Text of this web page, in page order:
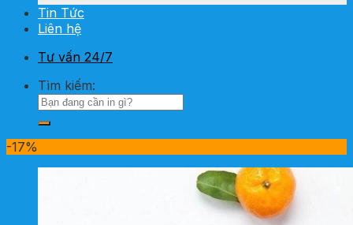
Tin Tức
Liên hệ
Tư vấn 24/7
Tìm kiếm:
-17%